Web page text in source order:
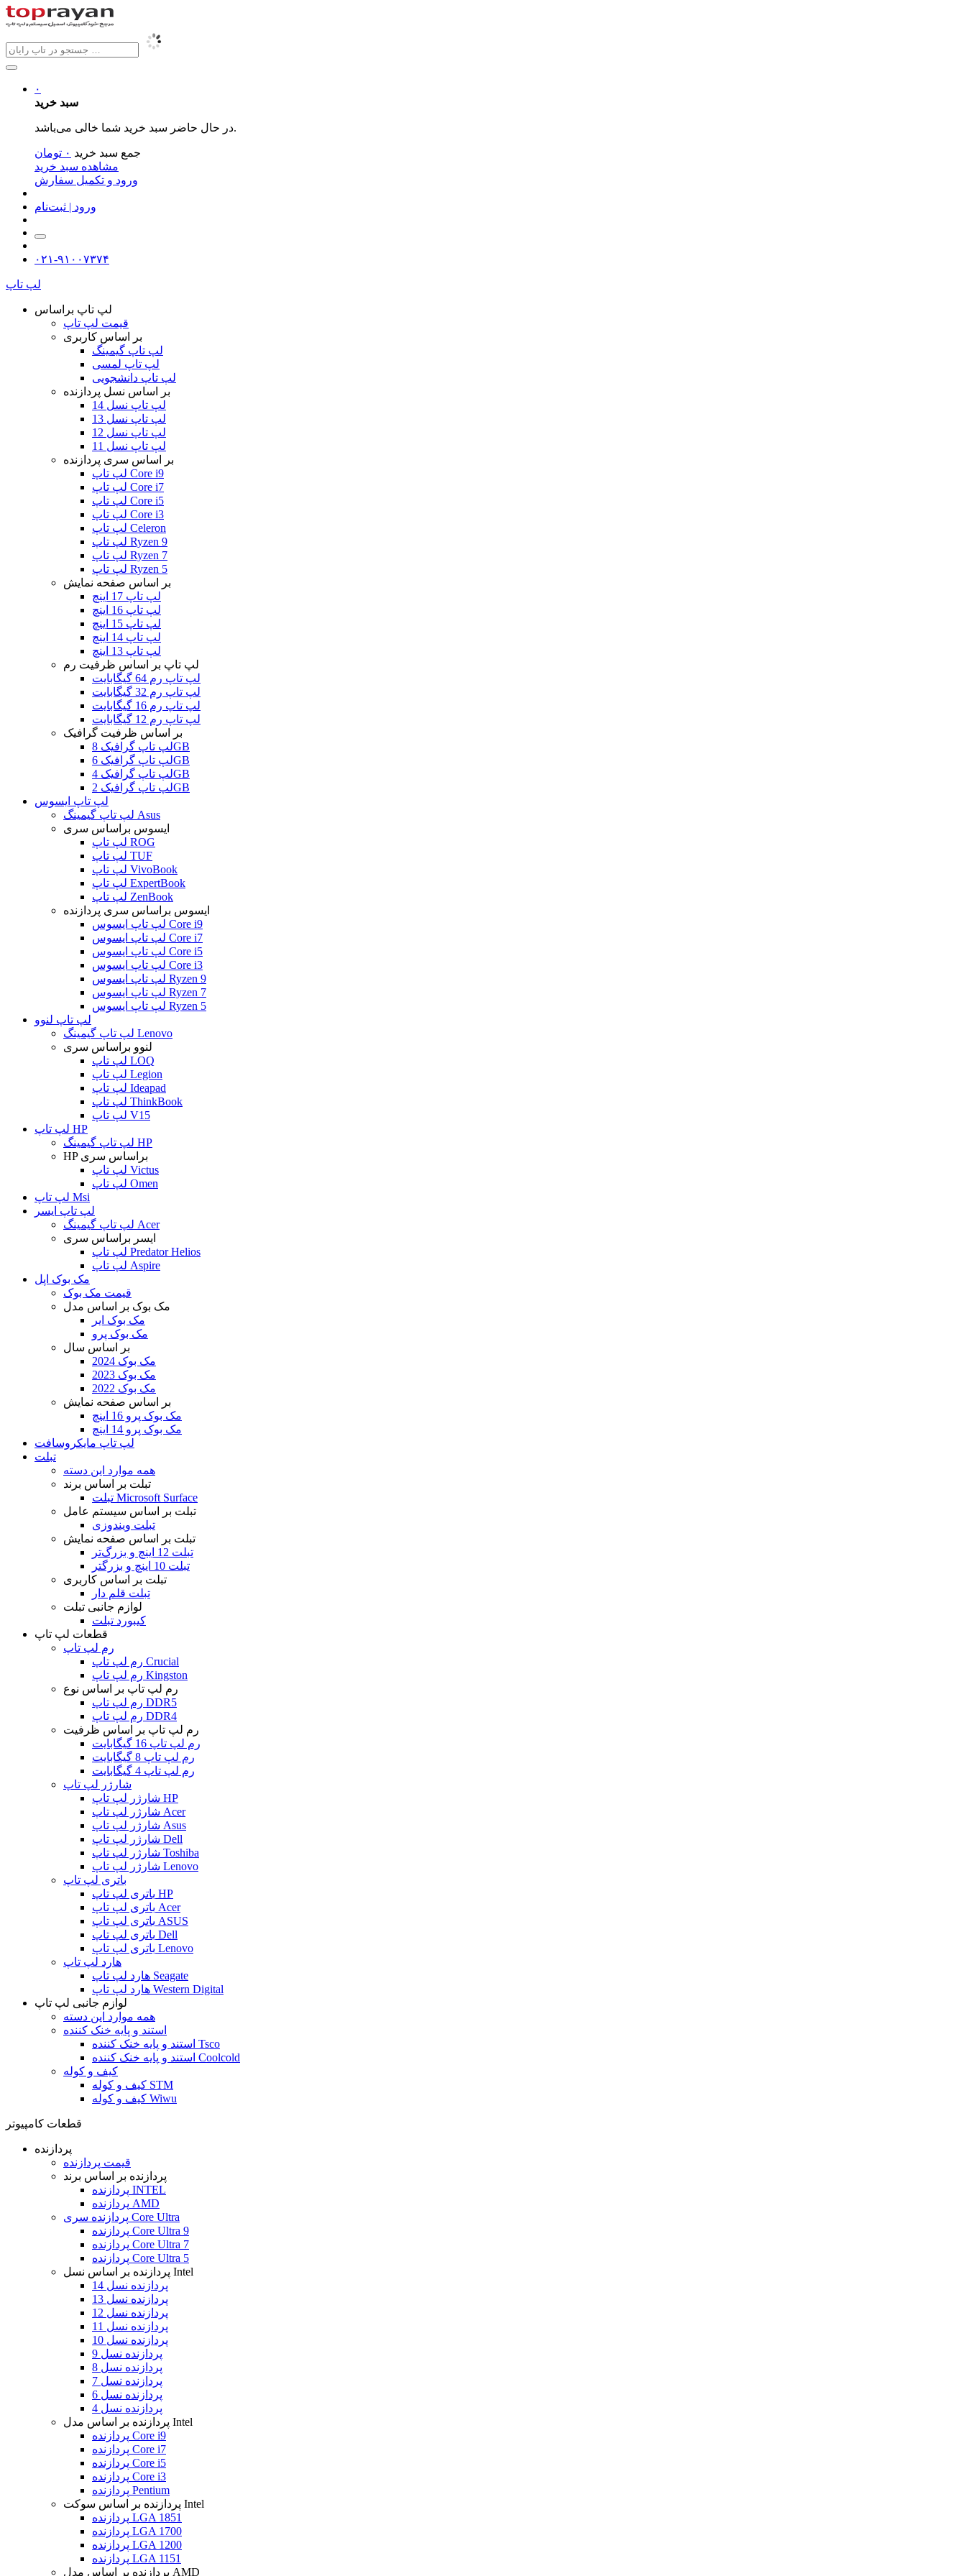
۰
سبد خرید
در حال حاضر سبد خرید شما خالی می‌باشد.
جمع سبد خرید ۰ تومان
مشاهده سبد خرید
ورود و تکمیل سفارش
ورود | ثبت‌نام
۰۲۱-۹۱۰۰۷۳۷۴
لپ تاپ
لپ تاپ براساس
قیمت لپ تاپ
بر اساس کاربری
لپ تاپ گیمینگ
لپ تاپ لمسی
لپ تاپ دانشجویی
بر اساس نسل پردازنده
لپ تاپ نسل 14
لپ تاپ نسل 13
لپ تاپ نسل 12
لپ تاپ نسل 11
بر اساس سری پردازنده
لپ تاپ Core i9
لپ تاپ Core i7
لپ تاپ Core i5
لپ تاپ Core i3
لپ تاپ Celeron
لپ تاپ Ryzen 9
لپ تاپ Ryzen 7
لپ تاپ Ryzen 5
بر اساس صفحه نمایش
لپ تاپ 17 اینچ
لپ تاپ 16 اینچ
لپ تاپ 15 اینچ
لپ تاپ 14 اینچ
لپ تاپ 13 اینچ
لپ تاپ بر اساس ظرفیت رم
لپ تاپ رم 64 گیگابایت
لپ تاپ رم 32 گیگابایت
لپ تاپ رم 16 گیگابایت
لپ تاپ رم 12 گیگابایت
بر اساس ظرفیت گرافیک
لپ تاپ گرافیک 8GB
لپ تاپ گرافیک 6GB
لپ تاپ گرافیک 4GB
لپ تاپ گرافیک 2GB
لپ تاپ ایسوس
لپ تاپ گیمینگ Asus
ایسوس براساس سری
لپ تاپ ROG
لپ تاپ TUF
لپ تاپ VivoBook
لپ تاپ ExpertBook
لپ تاپ ZenBook
ایسوس براساس سری پردازنده
لپ تاپ ایسوس Core i9
لپ تاپ ایسوس Core i7
لپ تاپ ایسوس Core i5
لپ تاپ ایسوس Core i3
لپ تاپ ایسوس Ryzen 9
لپ تاپ ایسوس Ryzen 7
لپ تاپ ایسوس Ryzen 5
لپ تاپ لنوو
لپ تاپ گیمینگ Lenovo
لنوو براساس سری
لپ تاپ LOQ
لپ تاپ Legion
لپ تاپ Ideapad
لپ تاپ ThinkBook
لپ تاپ V15
لپ تاپ HP
لپ تاپ گیمینگ HP
HP براساس سری
لپ تاپ Victus
لپ تاپ Omen
لپ تاپ Msi
لپ تاپ ایسر
لپ تاپ گیمینگ Acer
ایسر براساس سری
لپ تاپ Predator Helios
لپ تاپ Aspire
مک بوک اپل
قیمت مک بوک
مک بوک بر اساس مدل
مک بوک ایر
مک بوک پرو
بر اساس سال
مک بوک 2024
مک بوک 2023
مک بوک 2022
بر اساس صفحه نمایش
مک بوک پرو 16 اینچ
مک بوک پرو 14 اینچ
لپ تاپ مایکروسافت
تبلت
همه موارد این دسته
تبلت بر اساس برند
تبلت Microsoft Surface
تبلت بر اساس سیستم عامل
تبلت ویندوزی
تبلت بر اساس صفحه نمایش
تبلت 12 اینچ و بزرگ‌تر
تبلت 10 اینچ و بزرگتر
تبلت بر اساس کاربری
تبلت قلم دار
لوازم جانبی تبلت
کیبورد تبلت
قطعات لپ تاپ
رم لپ تاپ
رم لپ تاپ Crucial
رم لپ تاپ Kingston
رم لپ تاپ بر اساس نوع
رم لپ تاپ DDR5
رم لپ تاپ DDR4
رم لپ تاپ بر اساس ظرفیت
رم لپ تاپ 16 گیگابایت
رم لپ تاپ 8 گیگابایت
رم لپ تاپ 4 گیگابایت
شارژر لپ تاپ
شارژر لپ تاپ HP
شارژر لپ تاپ Acer
شارژر لپ تاپ Asus
شارژر لپ تاپ Dell
شارژر لپ تاپ Toshiba
شارژر لپ تاپ Lenovo
باتری لپ تاپ
باتری لپ تاپ HP
باتری لپ تاپ Acer
باتری لپ تاپ ASUS
باتری لپ تاپ Dell
باتری لپ تاپ Lenovo
هارد لپ تاپ
هارد لپ تاپ Seagate
هارد لپ تاپ Western Digital
لوازم جانبی لپ تاپ
همه موارد این دسته
استند و پایه خنک کننده
استند و پایه خنک کننده Tsco
استند و پایه خنک کننده Coolcold
کیف و کوله
کیف و کوله STM
کیف و کوله Wiwu
قطعات کامپیوتر
پردازنده
قیمت پردازنده
پردازنده بر اساس برند
پردازنده INTEL
پردازنده AMD
پردازنده سری Core Ultra
پردازنده Core Ultra 9
پردازنده Core Ultra 7
پردازنده Core Ultra 5
پردازنده بر اساس نسل Intel
پردازنده نسل 14
پردازنده نسل 13
پردازنده نسل 12
پردازنده نسل 11
پردازنده نسل 10
پردازنده نسل 9
پردازنده نسل 8
پردازنده نسل 7
پردازنده نسل 6
پردازنده نسل 4
پردازنده بر اساس مدل Intel
پردازنده Core i9
پردازنده Core i7
پردازنده Core i5
پردازنده Core i3
پردازنده Pentium
پردازنده بر اساس سوکت Intel
پردازنده LGA 1851
پردازنده LGA 1700
پردازنده LGA 1200
پردازنده LGA 1151
پردازنده بر اساس مدل AMD